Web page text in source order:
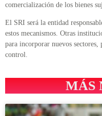
comercialización de los bienes
El SRI será la entidad
estos mecanismos. Otras
para incorporar nuevos
control.
MÁS